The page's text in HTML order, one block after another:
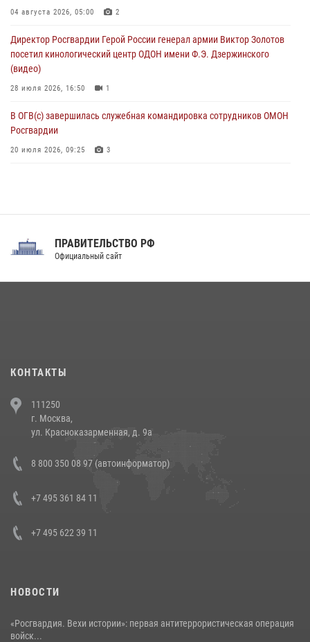
Рэпер ST посетил раненых росгвардейцев в Главном военном
07 августа 2026, 11:18
04 августа 2026, 05:00 2
Директор Росгвардии Герой России генерал армии Виктор Золотов
посетил кинологический центр ОДОН имени Ф.Э. Дзержинского
(видео)
28 июля 2026, 16:50 1
В ОГВ(с) завершилась служебная командировка сотрудников ОМОН
Росгвардии
20 июля 2026, 09:25 3
Праздник «Один день с Росгвардией» к 105-летию Центрального
напавших на бригаду скорой помощи (видео)
14 июля 2026, 12:20
В Росгвардии прошла военно-научная конференция по обобщению
боевого опыта
ПРАВИТЕЛЬСТВО РФ
Официальный сайт
КОНТАКТЫ
111250
г. Москва,
ул. Красноказарменная, д. 9а
8 800 350 08 97 (автоинформатор)
+7 495 361 84 11
+7 495 622 39 11
НОВОСТИ
«Росгвардия. Вехи истории»: первая антитеррористическая операция
войск...